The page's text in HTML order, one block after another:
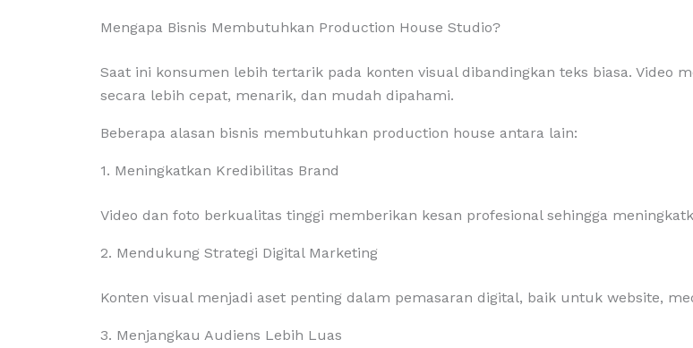
Mengapa Bisnis Membutuhkan Production House Studio?
Saat ini konsumen lebih tertarik pada konten visual dibandingkan teks biasa. Video
secara lebih cepat, menarik, dan mudah dipahami.
Beberapa alasan bisnis membutuhkan production house antara lain:
1. Meningkatkan Kredibilitas Brand
Video dan foto berkualitas tinggi memberikan kesan profesional sehingga
2. Mendukung Strategi Digital Marketing
Konten visual menjadi aset penting dalam pemasaran digital, baik untuk website,
3. Menjangkau Audiens Lebih Luas